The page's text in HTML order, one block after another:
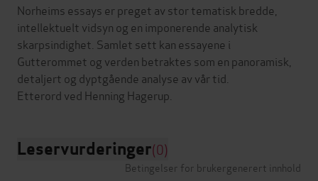
Norheims essays er preget av stor tematisk bredde,
intellektuelt vidsyn og en imponerende analytisk
skarpsindighet. Samlet sett kan essayene i
Gutterommet og verden betraktes som en panoramisk,
detaljert og dyptgående analyse av vår tid.
Leservurderinger(0)
Betingelser for brukergenerert innhold